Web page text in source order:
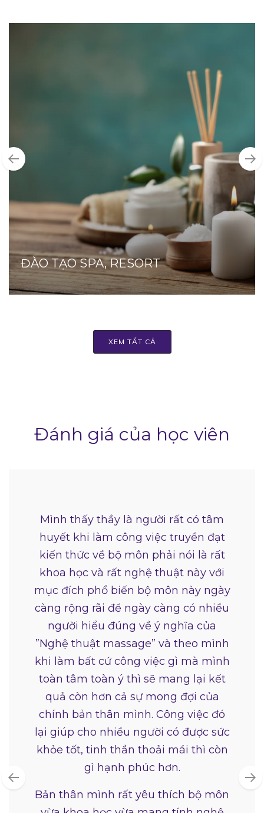
ĐÀO TẠO SPA, RESORT
XEM TẤT CẢ
Đánh giá của học viên
Mình thấy thầy là người rất có tâm
huyết khi làm công việc truyền đạt
kiến thức về bộ môn phải nói là rất
khoa học và rất nghệ thuật này với
mục đích phổ biến bộ môn này ngày
càng rộng rãi để ngày càng có nhiều
người hiểu đúng về ý nghĩa của
”Nghệ thuật massage” và theo mình
khi làm bất cứ công việc gì mà mình
toàn tâm toàn ý thì sẽ mang lại kết
quả còn hơn cả sự mong đợi của
chính bản thân mình. Công việc đó
lại giúp cho nhiều người có được sức
khỏe tốt, tinh thần thoải mái thì còn
gì hạnh phúc hơn.
Bản thân mình rất yêu thích bộ môn